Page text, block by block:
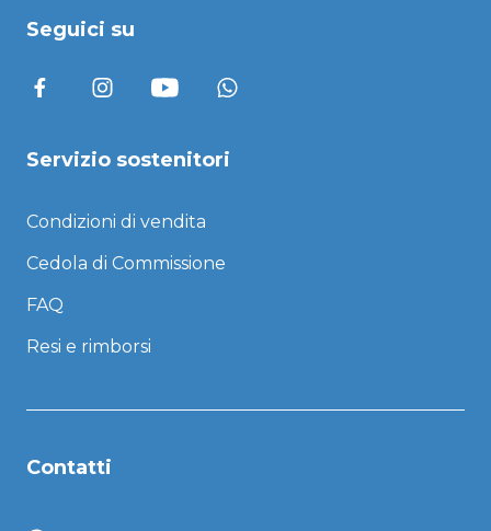
Seguici su
Servizio sostenitori
Condizioni di vendita
Cedola di Commissione
FAQ
Resi e rimborsi
Contatti